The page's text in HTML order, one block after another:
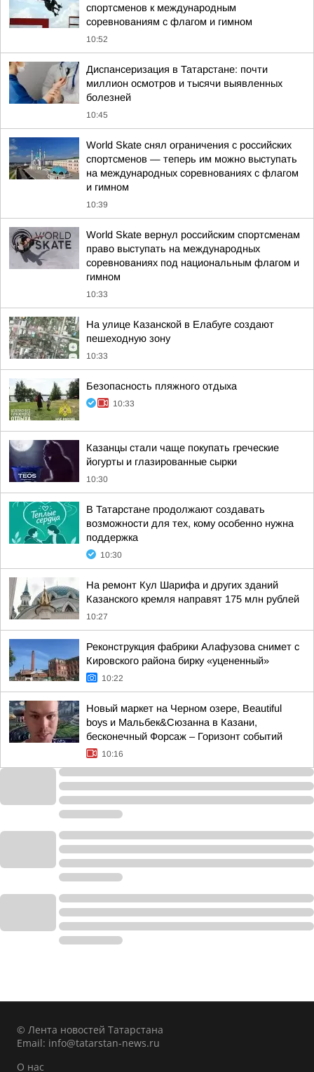
спортсменов к международным
соревнованиям с флагом и гимном
10:52
Диспансеризация в Татарстане: почти
миллион осмотров и тысячи выявленных
болезней
10:45
World Skate снял ограничения с российских
спортсменов — теперь им можно выступать
на международных соревнованиях с флагом
и гимном
10:39
World Skate вернул российским спортсменам
право выступать на международных
соревнованиях под национальным флагом и
гимном
10:33
На улице Казанской в Елабуге создают
пешеходную зону
10:33
Безопасность пляжного отдыха
10:33
Казанцы стали чаще покупать греческие
йогурты и глазированные сырки
10:30
В Татарстане продолжают создавать
возможности для тех, кому особенно нужна
поддержка
10:30
На ремонт Кул Шарифа и других зданий
Казанского кремля направят 175 млн рублей
10:27
Реконструкция фабрики Алафузова снимет с
Кировского района бирку «уцененный»
10:22
Новый маркет на Черном озере, Beautiful
boys и Мальбек&Сюзанна в Казани,
бесконечный Форсаж – Горизонт событий
10:16
© Лента новостей Татарстана
Email: info@tatarstan-news.ru
О нас